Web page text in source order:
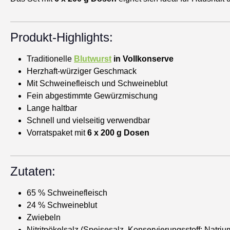
Produkt-Highlights:
Traditionelle Blutwurst in Vollkonserve
Herzhaft-würziger Geschmack
Mit Schweinefleisch und Schweineblut
Fein abgestimmte Gewürzmischung
Lange haltbar
Schnell und vielseitig verwendbar
Vorratspaket mit6 x 200 g Dosen
Zutaten:
65 % Schweinefleisch
24 % Schweineblut
Zwiebeln